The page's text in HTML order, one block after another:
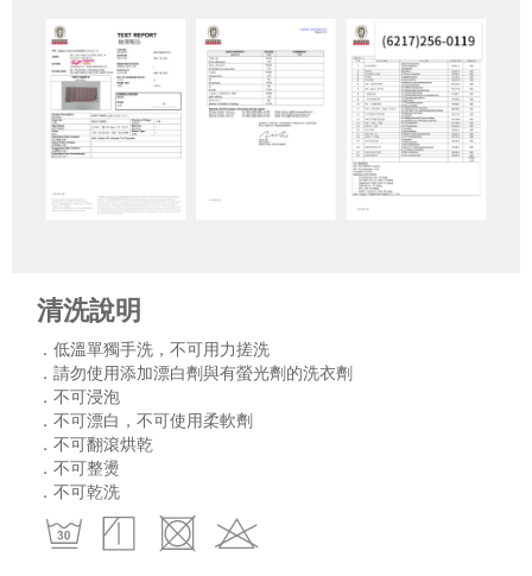
清洗說明
．低溫單獨手洗，不可用力搓洗
．請勿使用添加漂白劑與有螢光劑的洗衣劑
．不可浸泡
．不可漂白，不可使用柔軟劑
．不可翻滾烘乾
．不可整燙
．不可乾洗